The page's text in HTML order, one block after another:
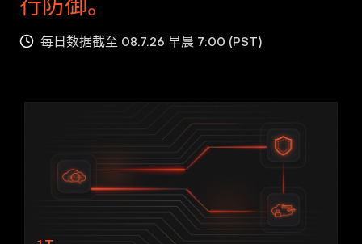
行防御。
每日数据截至 08.7.26 早晨 7:00 (PST)